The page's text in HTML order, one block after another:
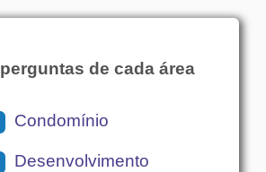
de cada área
Condomínio
Desenvolvimento